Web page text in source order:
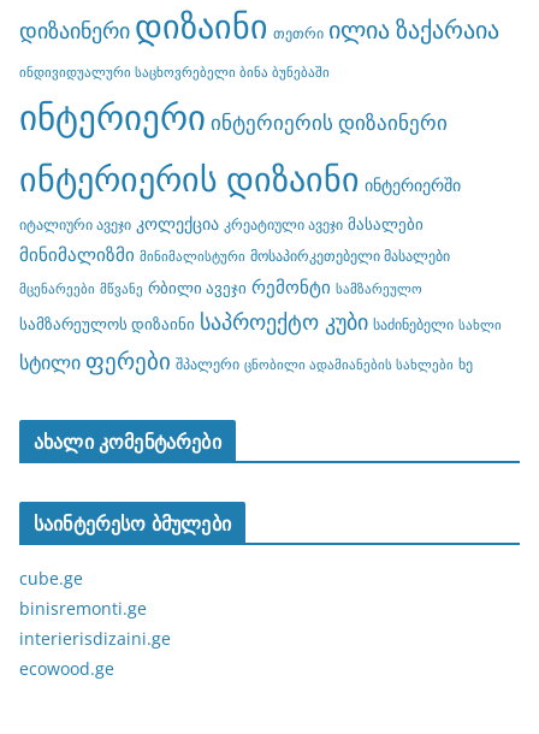
დიზაინერი დიზაინი თეთრი ილია ზაქარაია
ინდივიდუალური საცხოვრებელი ბინა ბუნებაში
ინტერიერი ინტერიერის დიზაინერი
ინტერიერის დიზაინი ინტერიერში
იტალიური ავეჯი კოლექცია კრეატიული ავეჯი მასალები
მინიმალიზმი მინიმალისტური მოსაპირკეთებელი მასალები
მცენარეები მწვანე რბილი ავეჯი რემონტი სამზარეულო
სამზარეულოს დიზაინი საპროექტო კუბი საძინებელი სახლი
სტილი ფერები შპალერი ცნობილი ადამიანების სახლები ხე
ახალი კომენტარები
საინტერესო ბმულები
cube.ge
binisremonti.ge
interierisdizaini.ge
ecowood.ge